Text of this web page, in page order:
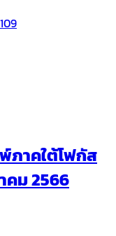
ภาคใต้โฟกัส
คม 2566